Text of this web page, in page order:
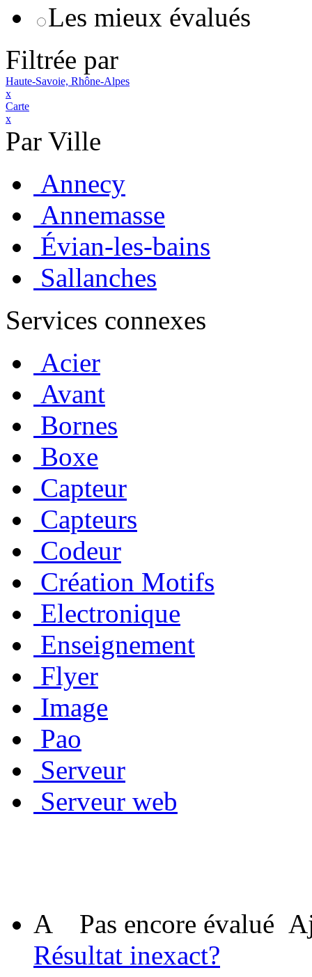
Les mieux évalués
Filtrée par
Haute-Savoie, Rhône-Alpes
x
Carte
x
Par Ville
Annecy
Annemasse
Évian-les-bains
Sallanches
Services connexes
Acier
Avant
Bornes
Boxe
Capteur
Capteurs
Codeur
Création Motifs
Electronique
Enseignement
Flyer
Image
Pao
Serveur
Serveur web
A Pas encore évalué
Résultat inexact?